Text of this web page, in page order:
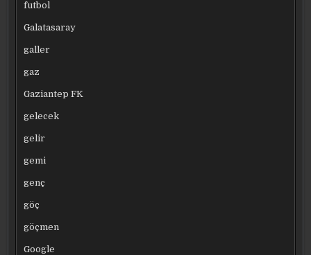
futbol
Galatasaray
galler
gaz
Gaziantep FK
gelecek
gelir
gemi
genç
göç
göçmen
Google